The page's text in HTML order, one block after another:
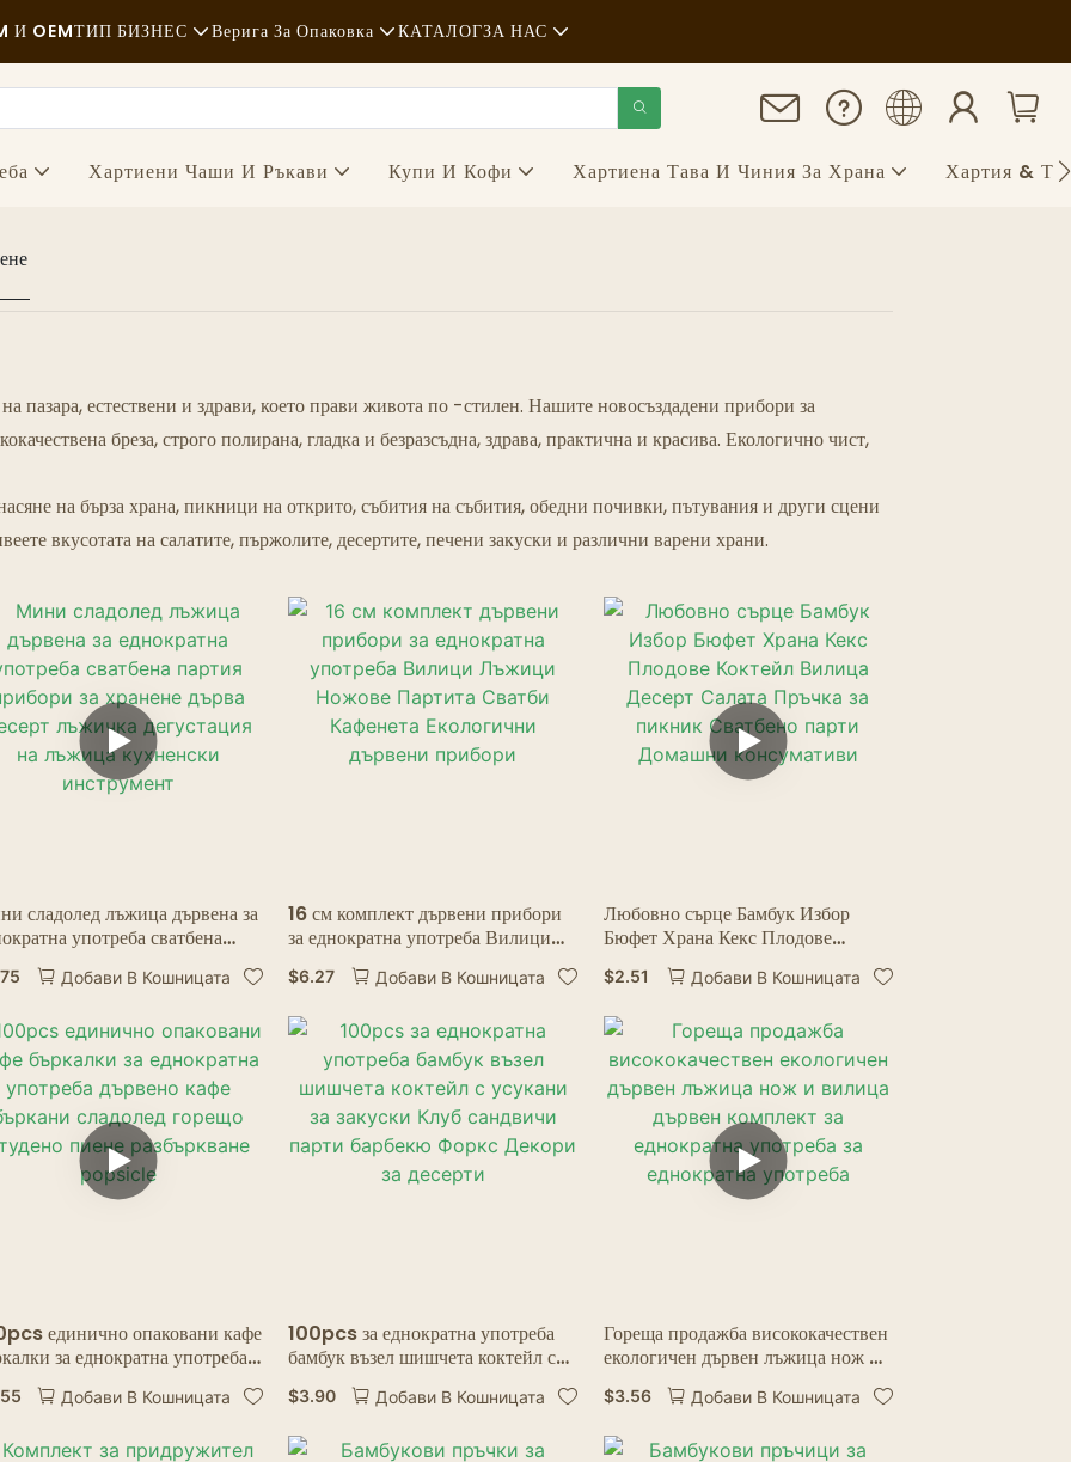
И OEMТИП БИЗНЕС
Ресторанти-Призраци
Верига За Опаковка КАТАЛОГЗА НАС
Хартиени Чаши И Ръкави Купи И Кофи Хартиена Тава И Чиния За Храна Хартия &
пазара, естествени и здрави, което прави живота по -стилен. Нашите новосъздадени прибори за
бреза, строго полирана, гладка и безразсъдна, здрава, практична и красива. Екологично чист,
на бърза храна, пикници на открито, събития на събития, обедни почивки, пътувания и други сцени
вкусотата на салатите, пържолите, десертите, печени закуски и различни варени храни.
сладолед лъжица дървена за
употреба сватбена
прибори за хранене дърва
лъжичка дегустация на
кухненски инструмент
Добави В Кошницата
16 см комплект дървени прибори
за еднократна употреба Вилици
Лъжици Ножове Партита Сватби
Кафенета Екологични дървени
прибори
$6.27 Добави В Кошницата
Любовно сърце Бамбук Избор
Бюфет Храна Кекс Плодове
Коктейл Вилица Десерт Салата
Пръчка за пикник Сватбено парти
Домашни консумативи
$2.51 Добави В Кошницата
единично опаковани кафе
за еднократна употреба
кафе бъркани сладолед
студено пиене разбъркване
Добави В Кошницата
100pcs за еднократна употреба
бамбук възел шишчета коктейл с
усукани за закуски Клуб сандвичи
парти барбекю Форкс Декори за
десерти
$3.90 Добави В Кошницата
Гореща продажба висококачествен
екологичен дървен лъжица нож и
вилица дървен комплект за
еднократна употреба за
еднократна употреба
$3.56 Добави В Кошницата